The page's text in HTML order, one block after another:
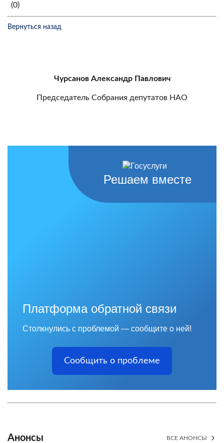
(0)
Вернуться назад
Чурсанов Александр Павлович
Председатель Собрания депутатов НАО
Решаем вместе
Платформа обратной связи
Столкнулись с проблемой — сообщите о ней!
Сообщить о проблеме
Анонсы ВСЕ АНОНСЫ